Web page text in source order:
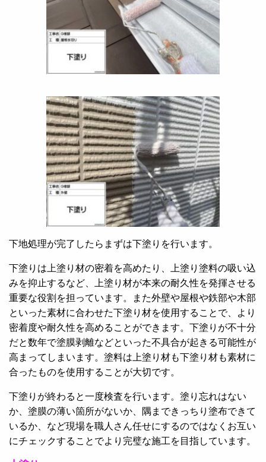
下地処理が完了したらまずは下塗りを行います。
下塗りは上塗り材の密着を高めたり、上塗り塗料の吸い込
みを抑止するなど、上塗り材が本来の耐久性を発揮させる
重要な役割を担っています。また外壁や屋根や鉄部や木部
といった素材に合わせた下塗り材を使用することで、より
密着度や耐久性を高めることができます。下塗りが不十分
だと数年で塗膜剥離などといった不具合が起きる可能性が
高まってしまいます。塗料は上塗り材も下塗り材も素材に
合ったものを使用することが大切です。
下塗りが終わると一度検査を行います。塗り忘れはない
か、塗膜の薄い箇所がないか、隅まできっちり塗布できて
いるか、など現場を職人さん任せにするのではなくお互い
にチェックすることでより完璧な施工を目指しています。